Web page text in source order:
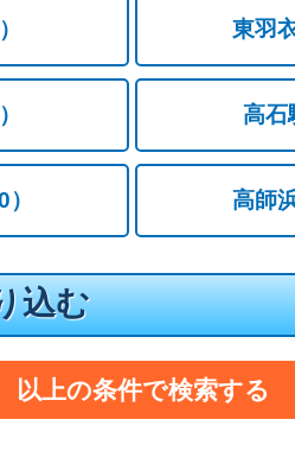
東羽
高石
） 高師
込む